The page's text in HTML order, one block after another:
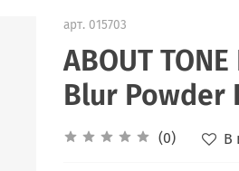
арт. 015703
ABOUT
Blur Powder
(0) В